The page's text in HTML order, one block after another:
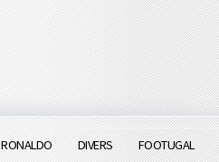
RONALDO DIVERS FOOTUGAL